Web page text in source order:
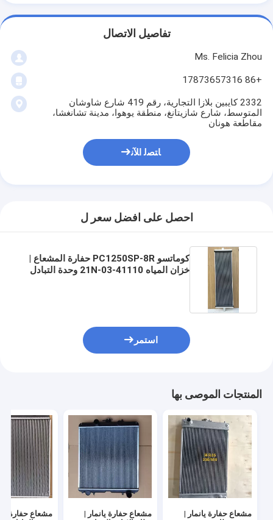
تفاصيل الاتصال
Ms. Felicia Zhou
+86 17873657316
2332 كايبين بلازا التجارية، رقم 419 شارع شاوشان
المتوسط، شارع شازيتانغ، منطقة يوهوا، مدينة تشانغشا،
مقاطعة هونان
ﺎﺘﺼﻟ ﺍﻶﻧ
احصل على افضل سعر ل
كوماتسو PC1250SP-8R حفارة المشعاع |
خزان المياه 21N-03-41110 وحدة التبادل
استمر
المنتجات الموصى بها
مشعاع حفارة يانمار |
مشعاع حفارة يانمار |
مشعاع حفارة